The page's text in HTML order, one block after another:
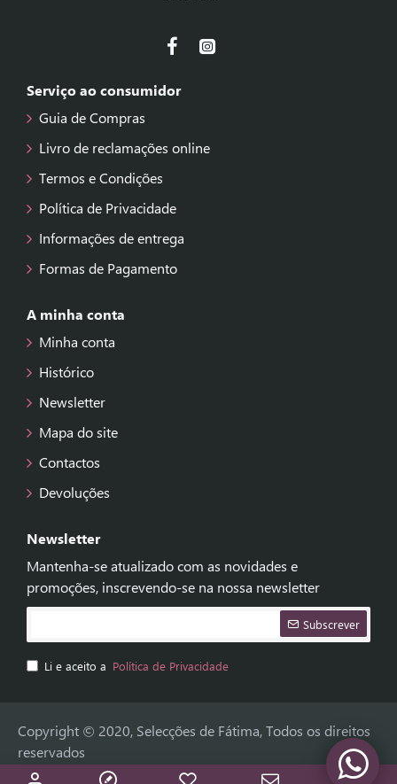
Serviço ao consumidor
Guia de Compras
Livro de reclamações online
Termos e Condições
Política de Privacidade
Informações de entrega
Formas de Pagamento
A minha conta
Minha conta
Histórico
Newsletter
Mapa do site
Contactos
Devoluções
Newsletter
Mantenha-se atualizado com as novidades e
promoções, inscrevendo-se na nossa newsletter
Subscrever
Li e aceito a Política de Privacidade
Copyright © 2020, Selecções de Fátima, Todos os direitos
reservados